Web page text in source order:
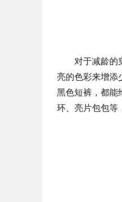
对于减龄的穿
亮的色彩来增添
黑色短裤，都能
环、亮片包包等